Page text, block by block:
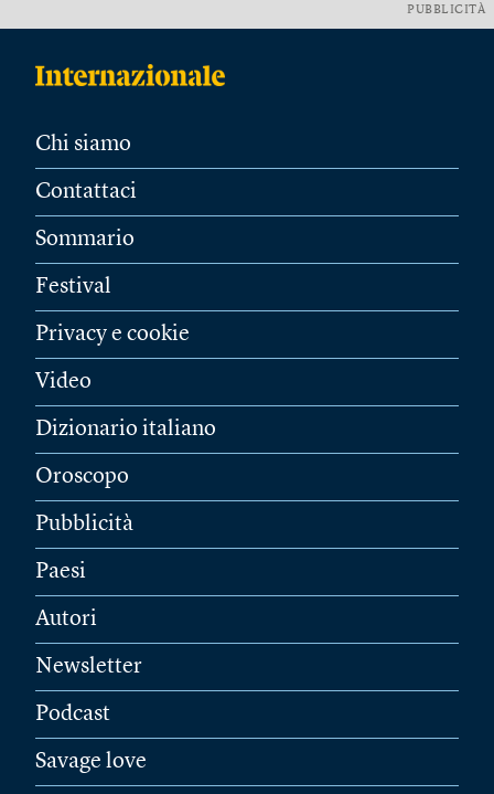
PUBBLICITÀ
Chi siamo
Contattaci
Sommario
Festival
Privacy e cookie
Video
Dizionario italiano
Oroscopo
Pubblicità
Paesi
Autori
Newsletter
Podcast
Savage love